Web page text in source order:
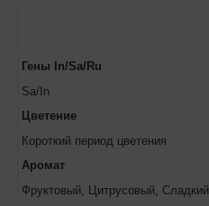
Гены In/Sa/Ru
Sa/In
Цветение
Короткий период цветения
Аромат
Фруктовый, Цитрусовый, Сладкий